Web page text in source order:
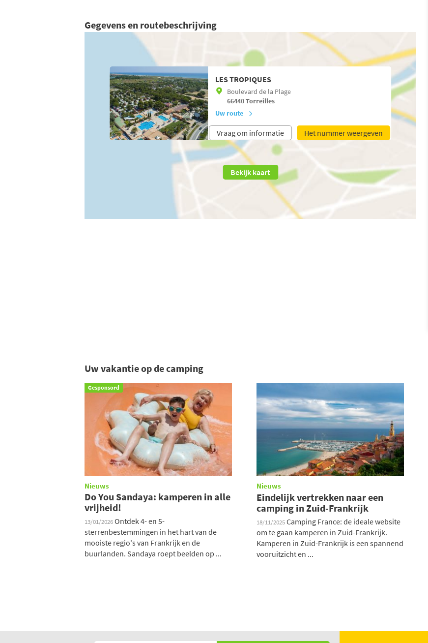
Gegevens en routebeschrijving
LES TROPIQUES
Boulevard de la Plage
66440Torreilles
Uw route
Vraag om informatie Het nummer weergeven
Bekijk kaart
Uw vakantie op de camping
Gesponsord
Nieuws
Do You Sandaya: kamperen in alle
vrijheid!
13/01/2026Ontdek 4- en 5-
sterrenbestemmingen in het hart van de
mooiste regio's van Frankrijk en de
buurlanden. Sandaya roept beelden op ...
Nieuws
Eindelijk vertrekken naar een
camping in Zuid-Frankrijk
18/11/2025Camping France: de ideale website
om te gaan kamperen in Zuid-Frankrijk.
Kamperen in Zuid-Frankrijk is een spannend
vooruitzicht en ...